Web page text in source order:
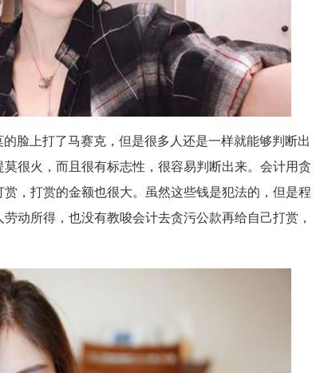
脸上打了马赛克，但是很多人还是一样就能够判断出
很火，而且很有标志性，很容易判断出来。会计用贪
，打赏的金额也很大。虽然这些钱是犯法的，但是程
动所得，也没有教唆会计去贪污公款再给自己打赏，